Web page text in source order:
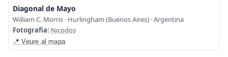
Diagonal de Mayo
William C. Morris · Hurlingham (Buenos Aires) · Argentina
Fotografia: Nicodos
📍 Veure al mapa